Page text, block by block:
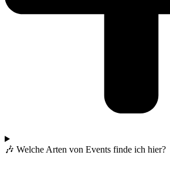
🎶 Welche Arten von Events finde ich hier?